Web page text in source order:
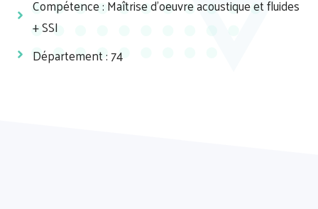
Compétence : Maîtrise d'oeuvre acoustique et fluides
+ SSI
Département : 74